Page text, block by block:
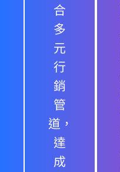
合
多
元
行
銷
管
道，
達
成